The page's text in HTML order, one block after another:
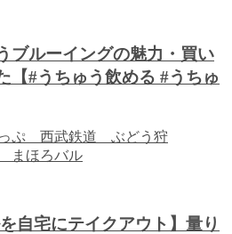
ブルーイングの魅力・買い
【#うちゅう飲める #うちゅ
自宅にテイクアウト】量り